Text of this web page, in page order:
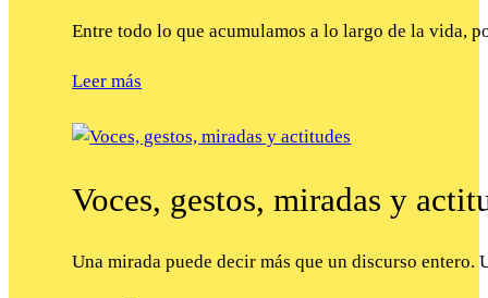
Entre todo lo que acumulamos a lo largo de la vida,
Leer más
Voces, gestos, miradas y
Una mirada puede decir más que un discurso